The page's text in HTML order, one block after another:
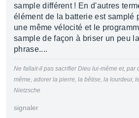
sample différent ! En d'autres
élément de la batterie est samplé
une même vélocité et le
sample de façon à briser un peu
phrase....
Ne fallait-il pas sacrifier Dieu lui-même et, par
même, adorer la pierre, la bêtise, la lourdeur,
Nietzsche
signaler